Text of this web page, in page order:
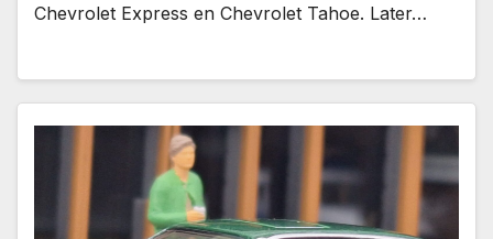
Chevrolet Express en Chevrolet Tahoe. Later…